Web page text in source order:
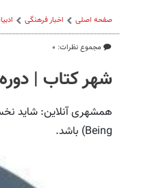
صفحه اصلی اخبار فرهنگی
مجموع نظرات: ۰
شهر کتاب |
Being) باشد.